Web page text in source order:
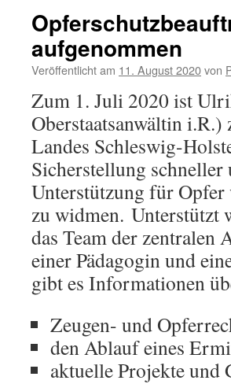
aufgenommen
Veröffentlicht am 11. August 2020von
Zum 1. Juli 2020 ist
Oberstaatsanwältin
Landes Schleswig-
Sicherstellung
Unterstützung für Opfer
zu widmen. Unterstützt
das Team der zentralen
einer Pädagogin und
gibt es Informationen
Zeugen- und
den Ablauf eines
aktuelle Projekte und